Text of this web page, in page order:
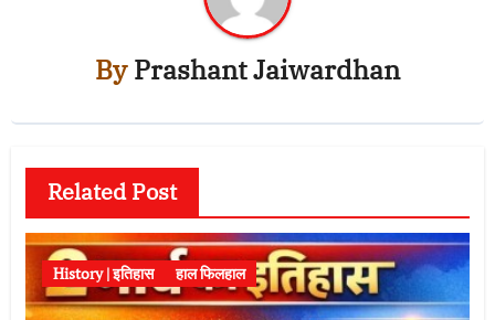
ByPrashant Jaiwardhan
Related Post
History | इतिहास हाल फिलहाल